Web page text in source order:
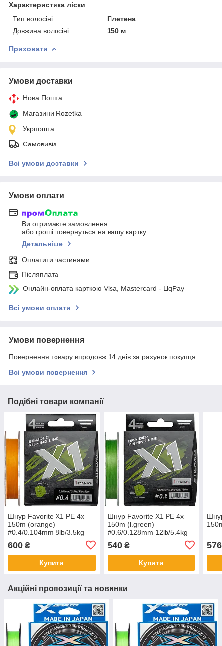
Характеристика ліски
Тип волосіні
Плетена
Довжина волосіні
150 м
Приховати
Умови доставки
Нова Пошта
Магазини Rozetka
Укрпошта
Самовивіз
Всі умови доставки
Умови оплати
Ви отримаєте замовлення
або гроші повернуться на вашу картку
Детальніше
Оплатити частинами
Післяплата
Онлайн-оплата карткою Visa, Mastercard - LiqPay
Всі умови оплати
Умови повернення
Повернення товару впродовж 14 днів за рахунок покупця
Всі умови повернення
Подібні товари компанії
Шнур Favorite X1 PE 4x
150m (orange)
#0.4/0.104mm 8lb/3.5kg
600 ₴
Купити
Шнур Favorite X1 PE 4x
150m (l.green)
#0.6/0.128mm 12lb/5.4kg
540₴
Купити
576
Акційні пропозиції та новинки